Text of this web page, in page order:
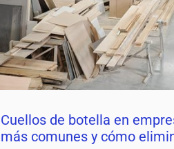
Cuellos de botella en
más comunes y cómo